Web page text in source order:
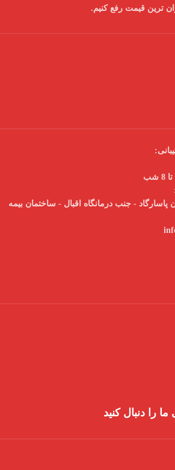
ترین قیمت رفع کنیم.
- جنب درمانگاه اقبال - ساختمان بیمه
را دنبال کنید